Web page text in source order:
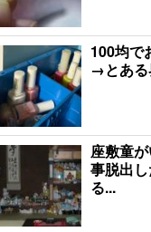
100均で
→とある
座敷童
事脱出
る...